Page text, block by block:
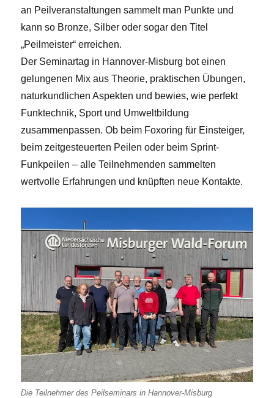
an Peilveranstaltungen sammelt man Punkte und
kann so Bronze, Silber oder sogar den Titel
„Peilmeister“ erreichen.
Der Seminartag in Hannover-Misburg bot einen
gelungenen Mix aus Theorie, praktischen Übungen,
naturkundlichen Aspekten und bewies, wie perfekt
Funktechnik, Sport und Umweltbildung
zusammenpassen. Ob beim Foxoring für Einsteiger,
beim zeitgesteuerten Peilen oder beim Sprint-
Funkpeilen – alle Teilnehmenden sammelten
wertvolle Erfahrungen und knüpften neue Kontakte.
Die Teilnehmer des Peilseminars in Hannover-Misburg